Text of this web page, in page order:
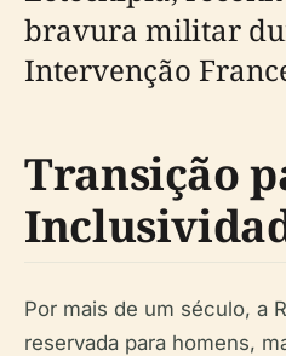
bravura militar
Intervenção
Transição
Por mais de um século, a
reservada para homens,